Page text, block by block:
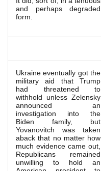
and perhaps degraded
form.
Ukraine eventually got the
military aid that Trump
had threatened to
withhold unless Zelensky
announced an
investigation into the
Biden family, but
Yovanovitch was taken
aback that no matter how
much evidence came out,
Republicans remained
unwilling to hold an